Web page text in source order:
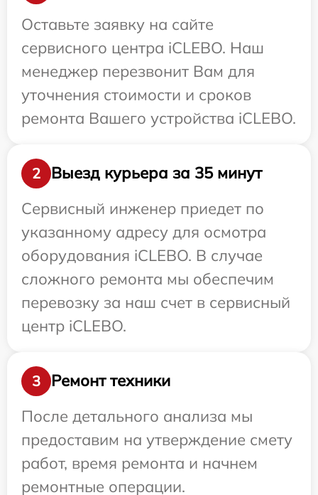
Оставьте заявку на сайте
сервисного центра iCLEBO. Наш
менеджер перезвонит Вам для
уточнения стоимости и сроков
ремонта Вашего устройства iCLEBO.
2
Выезд курьера за 35 минут
Сервисный инженер приедет по
указанному адресу для осмотра
оборудования iCLEBO. В случае
сложного ремонта мы обеспечим
перевозку за наш счет в сервисный
центр iCLEBO.
3
Ремонт техники
После детального анализа мы
предоставим на утверждение смету
работ, время ремонта и начнем
ремонтные операции.